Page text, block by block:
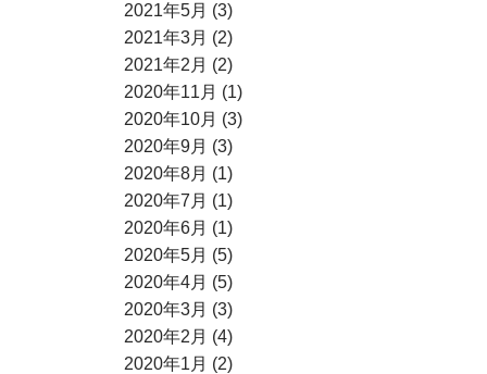
2021年5月 (3)
2021年3月 (2)
2021年2月 (2)
2020年11月 (1)
2020年10月 (3)
2020年9月 (3)
2020年8月 (1)
2020年7月 (1)
2020年6月 (1)
2020年5月 (5)
2020年4月 (5)
2020年3月 (3)
2020年2月 (4)
2020年1月 (2)